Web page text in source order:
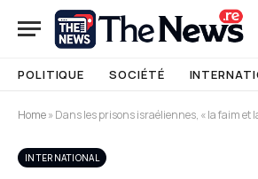
POLITIQUE SOCIÉTÉ
Home»Dans les prisons israéliennes, « la faim et la
INTERNATIONAL